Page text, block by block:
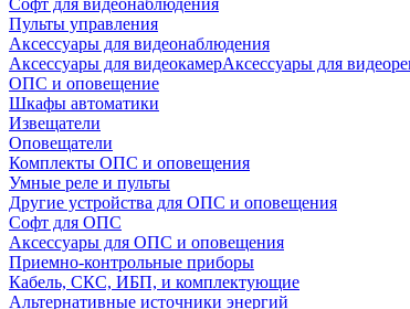
Софт для видеонаблюдения
Пульты управления
Аксессуары для видеонаблюдения
Аксессуары для видеокамерАксессуары для
ОПС и оповещение
Шкафы автоматики
Извещатели
Оповещатели
Комплекты ОПС и оповещения
Умные реле и пульты
Другие устройства для ОПС и оповещения
Софт для ОПС
Аксессуары для ОПС и оповещения
Приемно-контрольные приборы
Кабель, СКС, ИБП, и комплектующие
Альтернативные источники энергий